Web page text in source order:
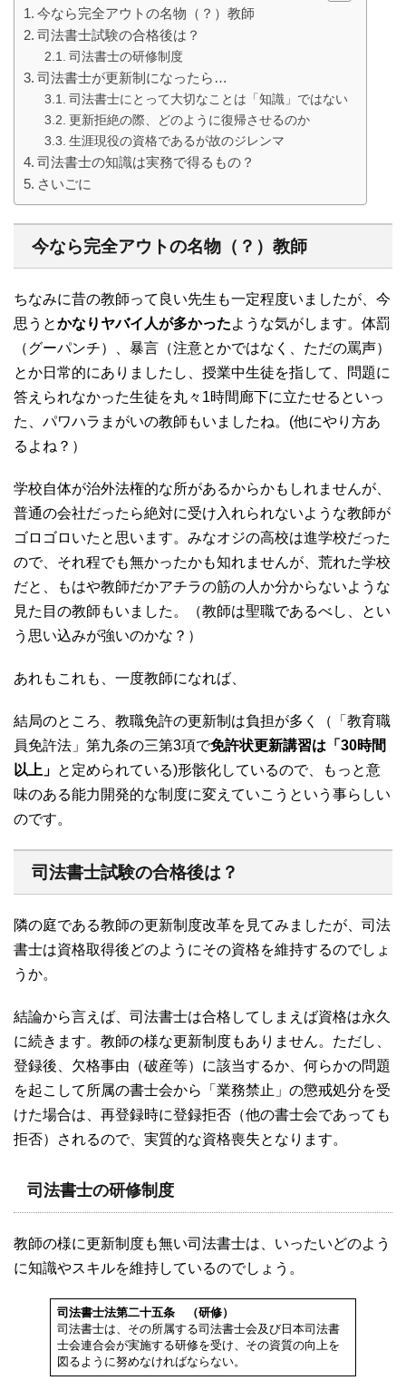
今なら完全アウトの名物（？）教師
司法書士試験の合格後は？
司法書士の研修制度
司法書士が更新制になったら…
司法書士にとって大切なことは「知識」ではない
更新拒絶の際、どのように復帰させるのか
生涯現役の資格であるが故のジレンマ
司法書士の知識は実務で得るもの？
さいごに
今なら完全アウトの名物（？）教師
ちなみに昔の教師って良い先生も一定程度いましたが、今
思うとかなりヤバイ人が多かったような気がします。体罰
（グーパンチ）、暴言（注意とかではなく、ただの罵声）
とか日常的にありましたし、授業中生徒を指して、問題に
答えられなかった生徒を丸々1時間廊下に立たせるといっ
た、パワハラまがいの教師もいましたね。(他にやり方あ
るよね？）
学校自体が治外法権的な所があるからかもしれませんが、
普通の会社だったら絶対に受け入れられないような教師が
ゴロゴロいたと思います。みなオジの高校は進学校だった
ので、それ程でも無かったかも知れませんが、荒れた学校
だと、もはや教師だかアチラの筋の人か分からないような
見た目の教師もいました。（教師は聖職であるべし、とい
う思い込みが強いのかな？）
あれもこれも、一度教師になれば、
結局のところ、教職免許の更新制は負担が多く（「教育職
員免許法」第九条の三第3項で免許状更新講習は「30時間
以上」 と定められている)形骸化しているので、もっと意
味のある能力開発的な制度に変えていこうという事らしい
のです。
司法書士試験の合格後は？
隣の庭である教師の更新制度改革を見てみましたが、司法
書士は資格取得後どのようにその資格を維持するのでしょ
うか。
結論から言えば、司法書士は合格してしまえば資格は永久
に続きます。教師の様な更新制度もありません。ただし、
登録後、欠格事由（破産等）に該当するか、何らかの問題
を起こして所属の書士会から「業務禁止」の懲戒処分を受
けた場合は、再登録時に登録拒否（他の書士会であっても
拒否）されるので、実質的な資格喪失となります。
司法書士の研修制度
教師の様に更新制度も無い司法書士は、いったいどのよう
に知識やスキルを維持しているのでしょう。
司法書士法第二十五条
（研修）
司法書士は、その所属する司法書士会及び日本司法書
士会連合会が実施する研修を受け、その資質の向上を
図るように努めなければならない。